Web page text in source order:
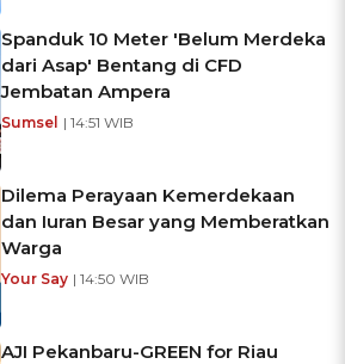
Spanduk 10 Meter 'Belum Merdeka
dari Asap' Bentang di CFD
Jembatan Ampera
Sumsel | 14:51 WIB
Dilema Perayaan Kemerdekaan
dan Iuran Besar yang Memberatkan
Warga
Your Say | 14:50 WIB
AJI Pekanbaru-GREEN for Riau